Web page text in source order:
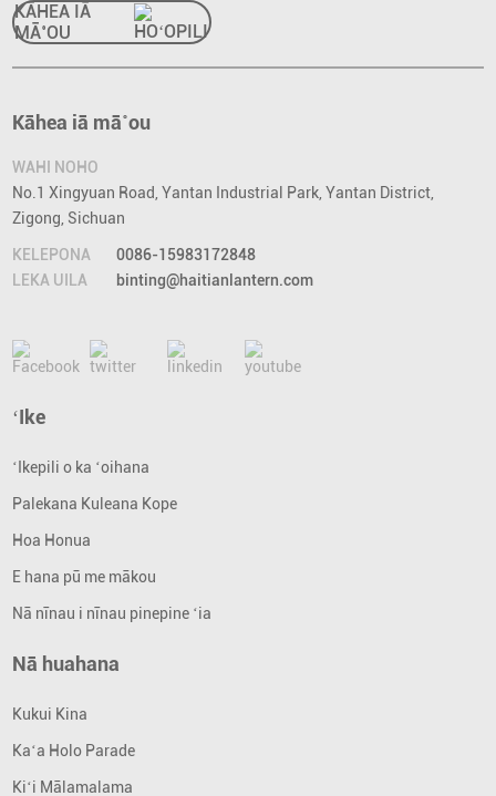
KĀHEA IĀ
MĀ˚OU
Kāhea iā mā˚ou
WAHI NOHO
No.1 Xingyuan Road, Yantan Industrial Park, Yantan District,
Zigong, Sichuan
KELEPONA
0086-15983172848
LEKA UILA
binting@haitianlantern.com
ʻIke
ʻIkepili o ka ʻoihana
Palekana Kuleana Kope
Hoa Honua
E hana pū me mākou
Nā nīnau i nīnau pinepine ʻia
Nā huahana
Kukui Kina
Kaʻa Holo Parade
Kiʻi Mālamalama